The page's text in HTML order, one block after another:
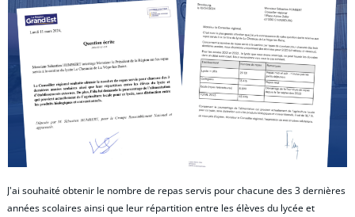
J'ai souhaité obtenir le nombre de repas servis pour chacune des 3 dernières
années scolaires ainsi que leur répartition entre les élèves du lycée et